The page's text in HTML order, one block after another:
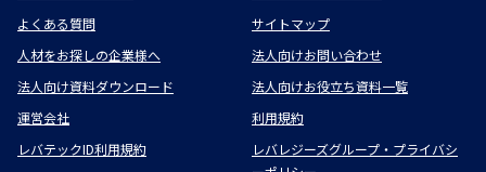
よくある質問
サイトマップ
人材をお探しの企業様へ
法人向けお問い合わせ
法人向け資料ダウンロード
法人向けお役立ち資料一覧
運営会社
利用規約
レバテックID利用規約
レバレジーズグループ・プライバシ